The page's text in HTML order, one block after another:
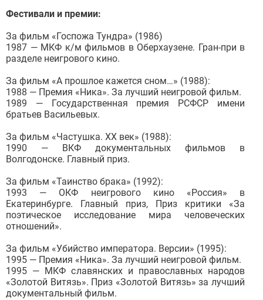
Фестивали и премии:
За фильм «Госпожа Тундра» (1986)
1987 — МКФ к/м фильмов в Оберхаузене. Гран-при в
разделе неигрового кино.
За фильм «А прошлое кажется сном…» (1988):
1988 — Премия «Ника». За лучший неигровой фильм.
1989 — Государственная премия РСФСР имени
братьев Васильевых.
За фильм «Частушка. XX век» (1988):
1990 — ВКФ документальных фильмов в
Волгодонске. Главный приз.
За фильм «Таинство брака» (1992):
1993 — ОКФ неигрового кино «Россия» в
Екатеринбурге. Главный приз, Приз критики «За
поэтическое исследование мира человеческих
отношений».
За фильм «Убийство императора. Версии» (1995):
1995 — Премия «Ника». За лучший неигровой фильм.
1995 — МКФ славянских и православных народов
«Золотой Витязь». Приз «Золотой Витязь» за лучший
документальный фильм.